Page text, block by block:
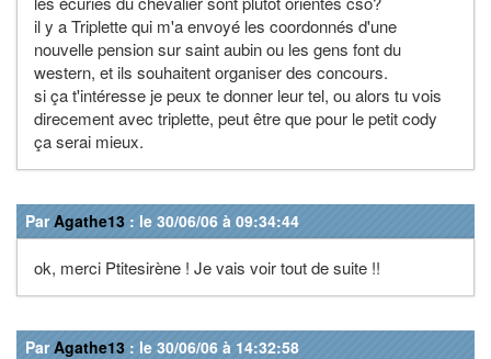
il y a Triplette qui m'a envoyé les coordonnés d'une
nouvelle pension sur saint aubin ou les gens font du
western, et ils souhaitent organiser des concours.
si ça t'intéresse je peux te donner leur tel, ou alors tu vois
direcement avec triplette, peut être que pour le petit cody
ça serai mieux.
ParAgathe13 : le 30/06/06 à 09:34:44
ok, merci Ptitesirène ! Je vais voir tout de suite !!
ParAgathe13 : le 30/06/06 à 14:32:58